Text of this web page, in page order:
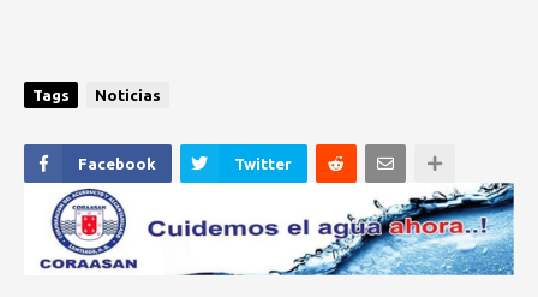
Tags Noticias
Facebook Twitter